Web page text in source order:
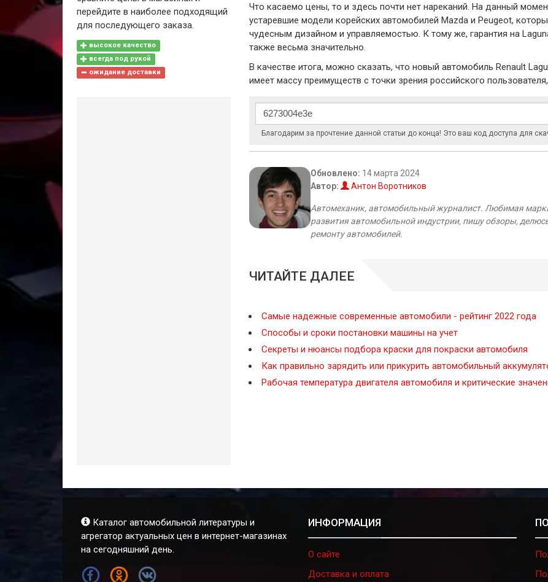
Что касаемо цены, то и здесь почти нет нареканий. На данный
устаревшие модели корейских автомобилей Mazda и Peugeot,
чудесным дизайном и управляемостью. К тому же, гарантия на
также весьма значительно.
В качестве итога, можно сказать, что новый автомобиль Renault
имеет массу преимуществ с точки зрения российского
Благодарим за прочтение данной статьи до конца! Это ваш код доступа для
Обновлено: 14 марта 2024
Автор:
Антон Воротников
Автомеханик, автомобильный журналист. Любимая
развития автомобильной индустрии, пишу обзоры,
ремонту автомобилей.
ЧИТАЙТЕ ДАЛЕЕ
Самые надежные современные автомобили - рейтинг 2022 года
Способы и сроки постановки машины на учет
Секреты и нюансы подбора краски для покраски автомобиля
Как правильно зарядить или прикурить автомобильный
Рабочая температура двигателя автомобиля и критические
перейдите в наиболее подходящий
для последующего заказа.
высокое качество
всегда под рукой
ожидание доставки
Каталог автомобильной литературы и
агрегатор актуальных цен в интернет-магазинах
на сегодняшний день.
FB OK VK
ИНФОРМАЦИЯ
О сайте
Доставка и оплата